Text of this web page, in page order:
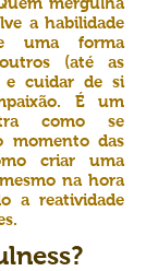
a habilidade
uma forma
(até as
e cuidar de si
É um
como se
momento das
criar uma
na hora
a reatividade